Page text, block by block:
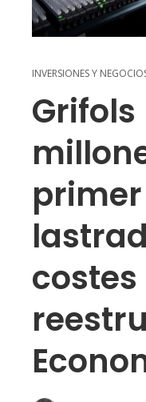
INVERSIONES Y
costes